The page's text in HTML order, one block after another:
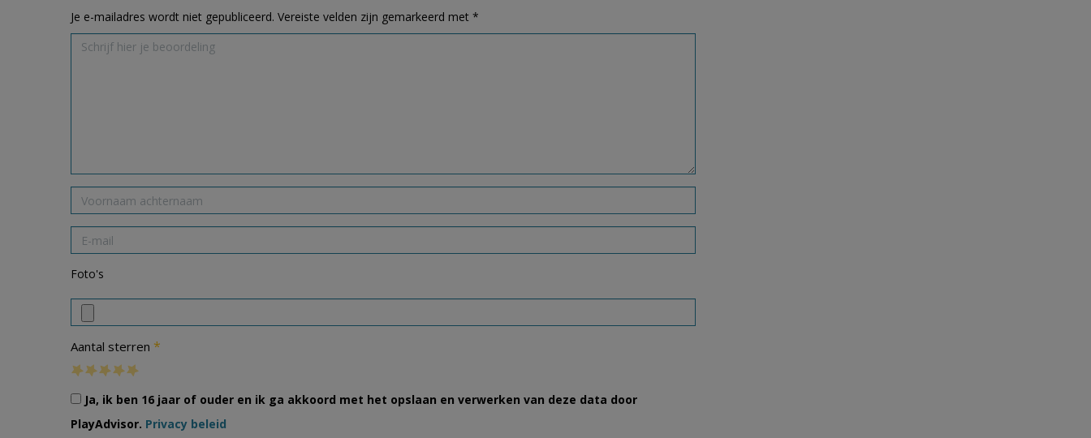
Je e-mailadres wordt niet gepubliceerd. Vereiste velden zijn gemarkeerd met *
Foto's
Aantal sterren *
Ja, ik ben 16 jaar of ouder en ik ga akkoord met het opslaan en verwerken van deze data door
PlayAdvisor. Privacy beleid